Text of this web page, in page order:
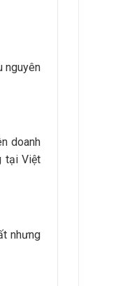
nguyên
doanh
tại Việt
nhưng